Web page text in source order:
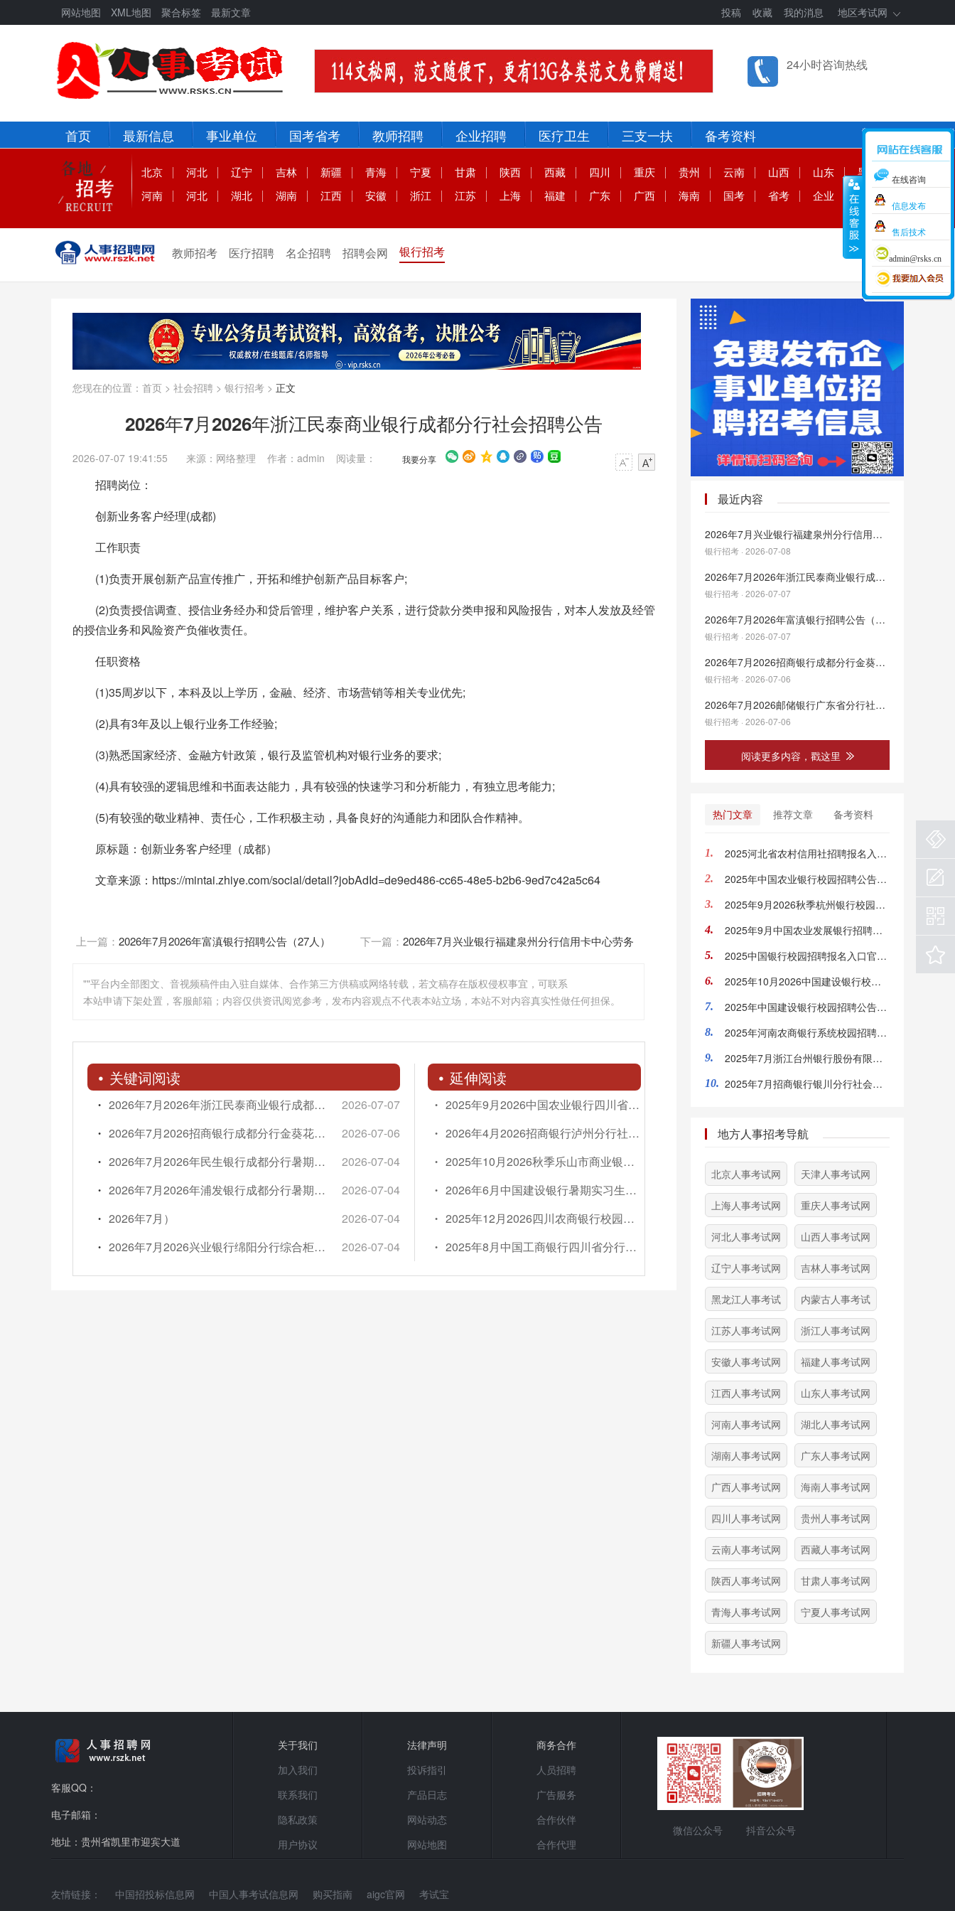
网站地图 XML地图 聚合标签 最新文章 投稿 收藏 我的消息 地区考试网
24小时咨询热线
首页 最新信息 事业单位 国考省考 教师招聘 企业招聘 医疗卫生 三支一扶 备考资料
北京 河北 辽宁 吉林 新疆 青海 宁夏 甘肃 陕西 西藏 四川 重庆 贵州 云南 山西 山东
黑龙江
河南
河北 湖北 湖南 江西 安徽 浙江 江苏 上海 福建 广东 广西 海南 国考 省考 企业 内蒙古
教师招考 医疗招聘 名企招聘 招聘会网 银行招考
您现在的位置： 首页 > 社会招聘 > 银行招考 > 正文
2026年7月2026年浙江民泰商业银行成都分行社会招聘公告
2026-07-07 19:41:55 来源：网络整理 作者：admin 阅读量： 我要分享
招聘岗位：
创新业务客户经理(成都)
工作职责
(1)负责开展创新产品宣传推广，开拓和维护创新产品目标客户;
(2)负责授信调查、授信业务经办和贷后管理，维护客户关系，进行贷款分类申报和风险报告，对本人发放及经管
的授信业务和风险资产负催收责任。
任职资格
(1)35周岁以下，本科及以上学历，金融、经济、市场营销等相关专业优先;
(2)具有3年及以上银行业务工作经验;
(3)熟悉国家经济、金融方针政策，银行及监管机构对银行业务的要求;
(4)具有较强的逻辑思维和书面表达能力，具有较强的快速学习和分析能力，有独立思考能力;
(5)有较强的敬业精神、责任心，工作积极主动，具备良好的沟通能力和团队合作精神。
原标题：创新业务客户经理（成都）
文章来源：https://mintai.zhiye.com/social/detail?jobAdId=de9ed486-cc65-48e5-b2b6-9ed7c42a5c64
上一篇： 2026年7月2026年富滇银行招聘公告（27人） 下一篇： 2026年7月兴业银行福建泉州分行信用卡中心劳务
""平台内全部图文、音视频稿件由入驻自媒体、合作第三方供稿或网络转载，若文稿存在版权侵权事宜，可联系
本站申请下架处置，客服邮箱；内容仅供资讯阅览参考，发布内容观点不代表本站立场，本站不对内容真实性做任何担保。
关键词阅读
2026年7月2026年浙江民泰商业银行成都分行社会招聘公告
2026-07-07
2026年7月2026招商银行成都分行金葵花客户经理社会招聘公告
2026-07-06
2026年7月2026年民生银行成都分行暑期实习生招聘公告
2026-07-04
2026年7月2026年浦发银行成都分行暑期实习生招聘公告
2026-07-04
2026年7月）
2026-07-04
2026年7月2026兴业银行绵阳分行综合柜员社会招聘公告
2026-07-04
延伸阅读
2025年9月2026中国农业银行四川省分行校园招聘1374人公告
2026年4月2026招商银行泸州分行社会招聘公告
2025年10月2026秋季乐山市商业银行校园招聘公告
2026年6月中国建设银行暑期实习生招聘公告
2025年12月2026四川农商银行校园招聘1065人公告
2025年8月中国工商银行四川省分行社会招聘260人公告
最近内容
2026年7月兴业银行福建泉州分行信用卡中心劳务派遣人员招聘公告
银行招考 · 2026-07-08
2026年7月2026年浙江民泰商业银行成都分行社会招聘公告
银行招考 · 2026-07-07
2026年7月2026年富滇银行招聘公告（27人）
银行招考 · 2026-07-07
2026年7月2026招商银行成都分行金葵花客户经理社会招聘公告
银行招考 · 2026-07-06
2026年7月2026邮储银行广东省分行社会招聘公告
银行招考 · 2026-07-06
阅读更多内容，戳这里
热门文章 推荐文章 备考资料
1. 2025河北省农村信用社招聘报名入口官网：http://zp.hebnx.com:10001/zp.html#/
2. 2025年中国农业银行校园招聘公告（全国22844人）
3. 2025年9月2026秋季杭州银行校园招聘公告
4. 2025年9月中国农业发展银行招聘官网：http://campus.chinahr.com/pages/adbc2026
5. 2025中国银行校园招聘报名入口官网：https://campus.chinahr.com/pages/2025-boc/#/jobs
6. 2025年10月2026中国建设银行校园招聘统一笔试及性格测评公告
7. 2025年中国建设银行校园招聘公告（全国19774人）
8. 2025年河南农商银行系统校园招聘公告
9. 2025年7月浙江台州银行股份有限公司丽水分行招聘3人公告
10. 2025年7月招商银行银川分行社会招聘公告
地方人事招考导航
北京人事考试网 天津人事考试网
上海人事考试网 重庆人事考试网
河北人事考试网 山西人事考试网
辽宁人事考试网 吉林人事考试网
黑龙江人事考试 内蒙古人事考试
江苏人事考试网 浙江人事考试网
安徽人事考试网 福建人事考试网
江西人事考试网 山东人事考试网
河南人事考试网 湖北人事考试网
湖南人事考试网 广东人事考试网
广西人事考试网 海南人事考试网
四川人事考试网 贵州人事考试网
云南人事考试网 西藏人事考试网
陕西人事考试网 甘肃人事考试网
青海人事考试网 宁夏人事考试网
新疆人事考试网
客服QQ：
电子邮箱：
地址：贵州省凯里市迎宾大道
关于我们
加入我们
联系我们
隐私政策
用户协议
法律声明
投诉指引
产品日志
网站动态
网站地图
商务合作
人员招聘
广告服务
合作伙伴
合作代理
微信公众号 抖音公众号
友情链接： 中国招投标信息网 中国人事考试信息网 购买指南 aigc官网 考试宝
在线咨询
信息发布
售后技术
admin@rsks.cn